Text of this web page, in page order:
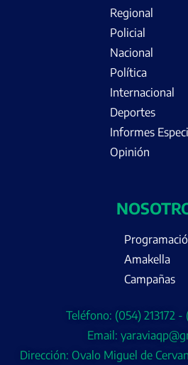
Regional
Policial
Nacional
Política
Internacional
Deportes
Informes
Opinión
Amakella
Campañas
Teléfono: (054) 213172
Email:
Dirección: Ovalo Miguel de